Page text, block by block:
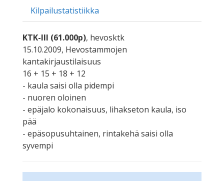
Kilpailustatistiikka
KTK-III (61.000p), hevosktk
15.10.2009, Hevostammojen
kantakirjaustilaisuus
16 + 15 + 18 + 12
- kaula saisi olla pidempi
- nuoren oloinen
- epäjalo kokonaisuus, lihakseton kaula, iso
pää
- epäsopusuhtainen, rintakehä saisi olla
syvempi